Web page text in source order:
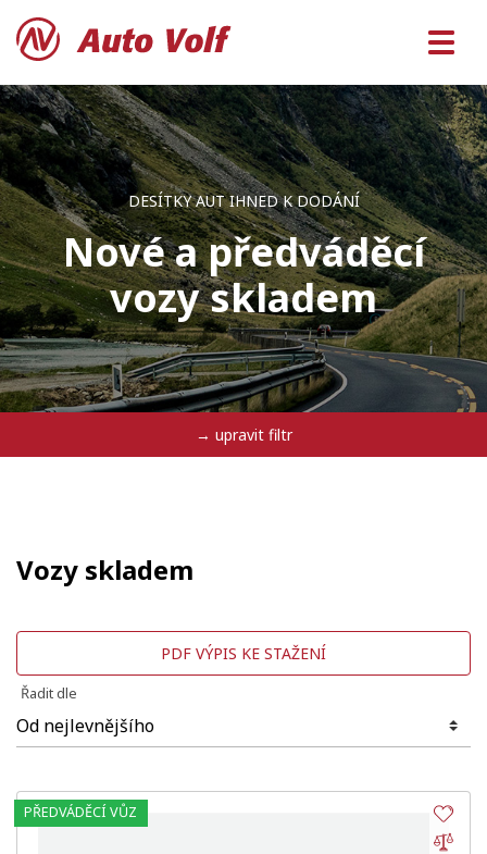
DESÍTKY AUT IHNED K DODÁNÍ
Nové a předváděcí
vozy skladem
→ upravit filtr
Vozy skladem
PDF VÝPIS KE STAŽENÍ
Řadit dle
PŘEDVÁDĚCÍ VŮZ